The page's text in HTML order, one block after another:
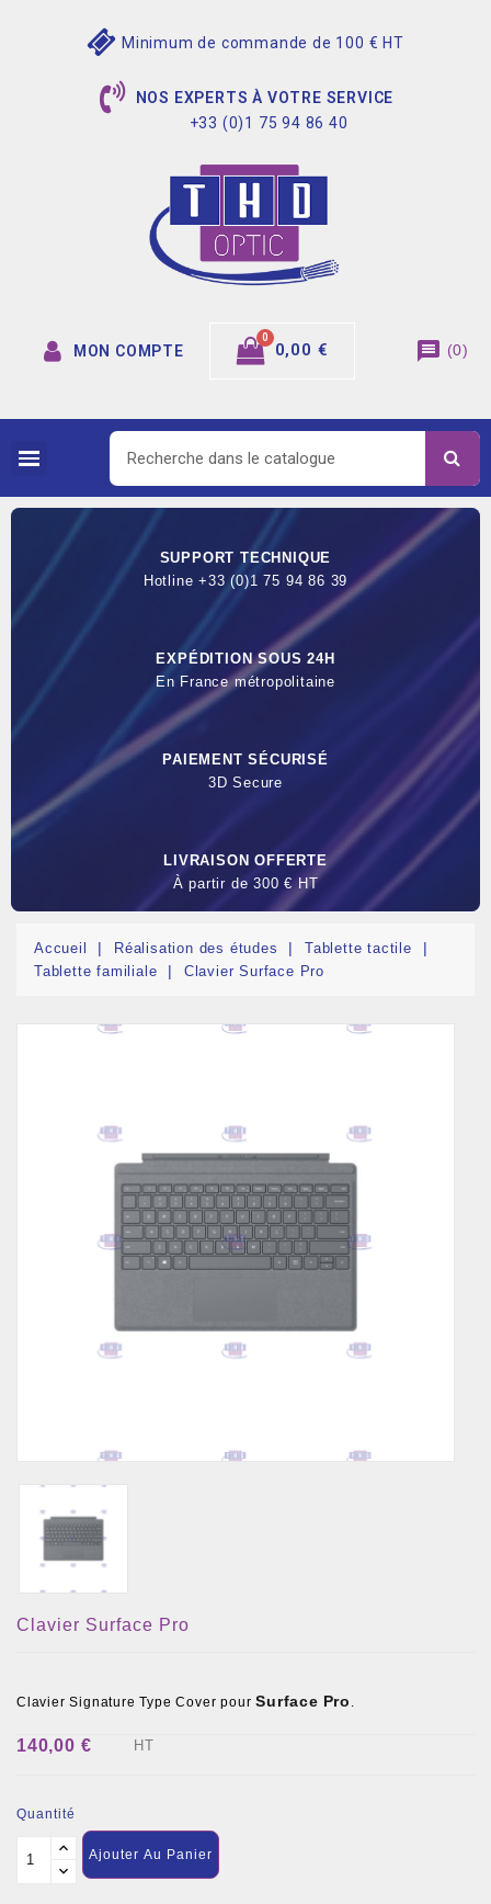
Minimum de commande de 100 € HT
NOS EXPERTS À VOTRE SERVICE
+33 (0)1 75 94 86 40
MON COMPTE 0,00 € message (0)
SUPPORT TECHNIQUE
Hotline +33 (0)1 75 94 86 39
EXPÉDITION SOUS 24H
En France métropolitaine
PAIEMENT SÉCURISÉ
3D Secure
LIVRAISON OFFERTE
À partir de 300 € HT
Accueil Réalisation des études
Tablette tactile
Tablette familiale
Clavier Surface Pro
Clavier Surface Pro
Clavier Signature Type Cover pourSurface Pro .
140,00 € HT
Quantité
Ajouter Au Panier